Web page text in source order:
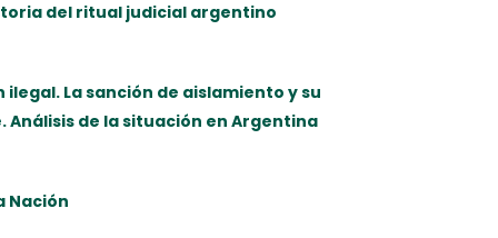
del ritual judicial argentino
La sanción de aislamiento y su
de la situación en Argentina
Nación